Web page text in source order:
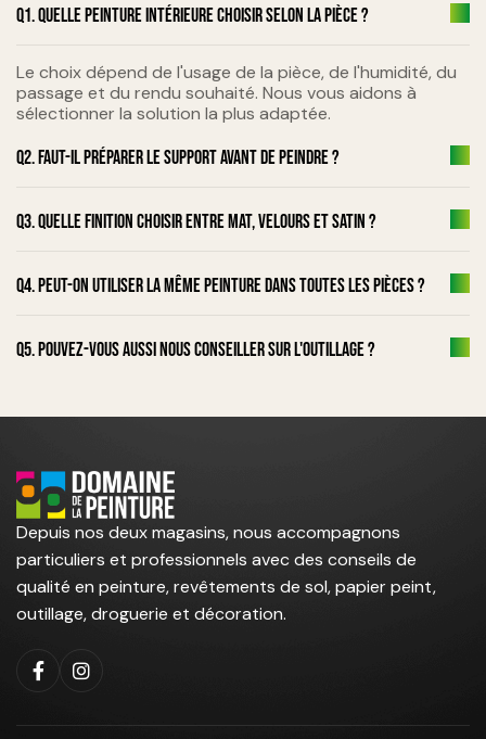
Q1. Quelle peinture intérieure choisir selon la pièce ?
Le choix dépend de l'usage de la pièce, de l'humidité, du
passage et du rendu souhaité. Nous vous aidons à
sélectionner la solution la plus adaptée.
Q2. Faut-il préparer le support avant de peindre ?
Q3. Quelle finition choisir entre mat, velours et satin ?
Q4. Peut-on utiliser la même peinture dans toutes les pièces ?
Q5. Pouvez-vous aussi nous conseiller sur l'outillage ?
Depuis nos deux magasins, nous accompagnons
particuliers et professionnels avec des conseils de
qualité en peinture, revêtements de sol, papier peint,
outillage, droguerie et décoration.